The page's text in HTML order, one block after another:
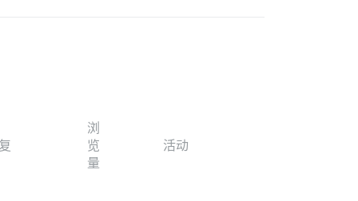
浏
览
量
活动